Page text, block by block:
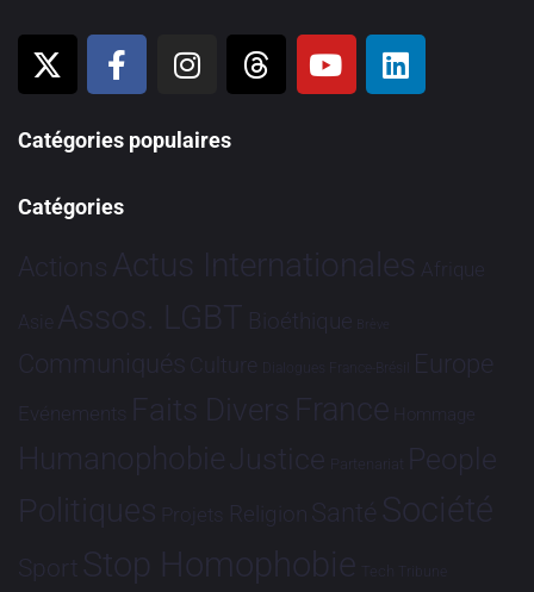
Catégories populaires
Catégories
Actions Actus Internationales Afrique
Asie Assos. LGBT Bioéthique Brève
Communiqués Culture Dialogues France-Brésil Europe
Evénements Faits Divers France Hommage
HumanophobieJustice Partenariat People
Politiques Projets Religion Santé Société
Sport Stop Homophobie Tech Tribune